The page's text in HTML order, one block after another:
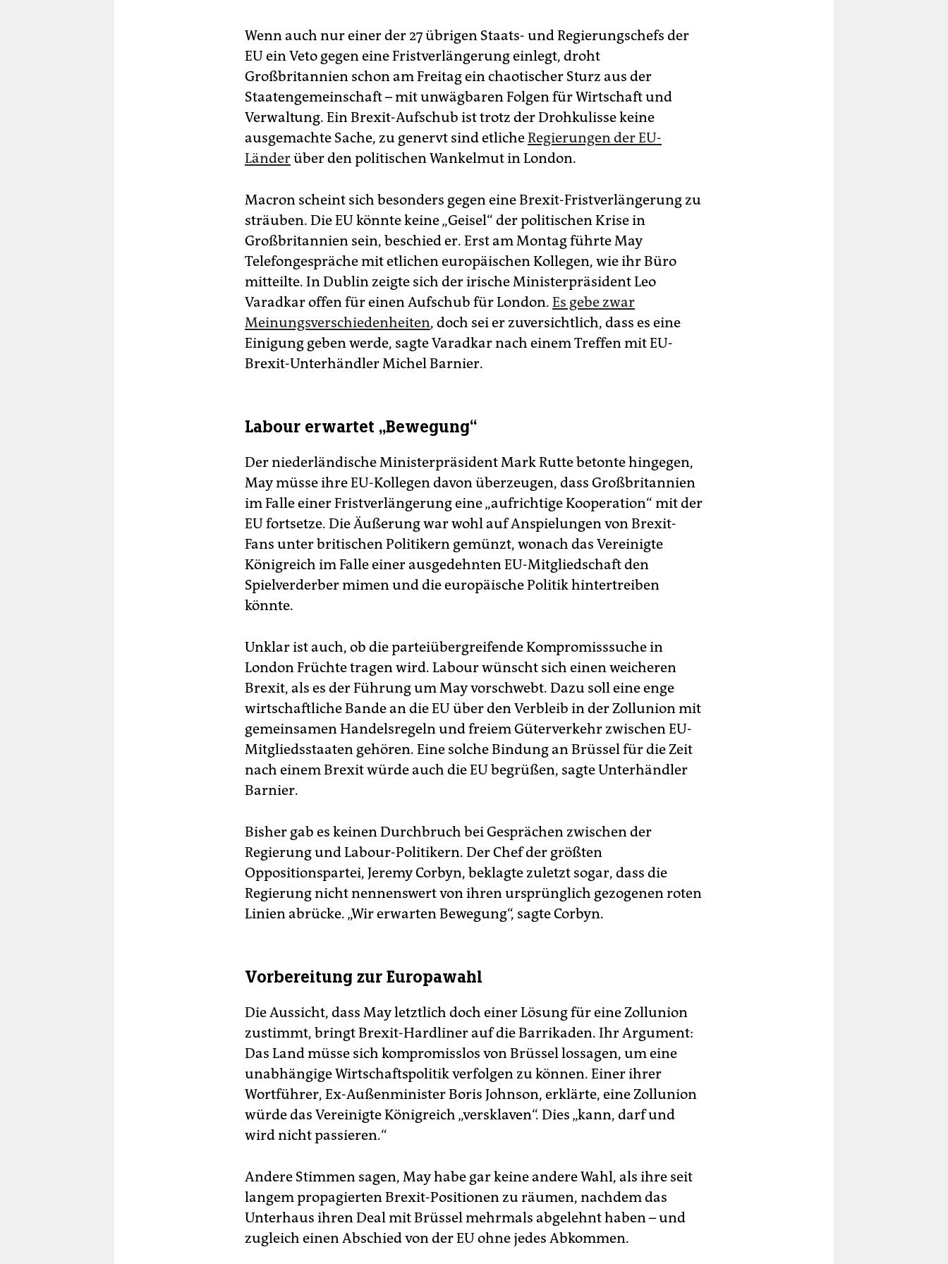
Wenn auch nur einer der 27 übrigen Staats- und Regierungschefs der
EU ein Veto gegen eine Fristverlängerung einlegt, droht
Großbritannien schon am Freitag ein chaotischer Sturz aus der
Staatengemeinschaft – mit unwägbaren Folgen für Wirtschaft und
Verwaltung. Ein Brexit-Aufschub ist trotz der Drohkulisse keine
ausgemachte Sache, zu genervt sind etlicheRegierungen der EU-
Länderüber den politischen Wankelmut in London.
Macron scheint sich besonders gegen eine Brexit-Fristverlängerung zu
sträuben. Die EU könnte keine „Geisel“ der politischen Krise in
Großbritannien sein, beschied er. Erst am Montag führte May
Telefongespräche mit etlichen europäischen Kollegen, wie ihr Büro
mitteilte. In Dublin zeigte sich der irische Ministerpräsident Leo
Varadkar offen für einen Aufschub für London. Es gebe zwar
Meinungsverschiedenheiten, doch sei er zuversichtlich, dass es eine
Einigung geben werde, sagte Varadkar nach einem Treffen mit EU-
Brexit-Unterhändler Michel Barnier.
Labour erwartet „Bewegung“
Der niederländische Ministerpräsident Mark Rutte betonte hingegen,
May müsse ihre EU-Kollegen davon überzeugen, dass Großbritannien
im Falle einer Fristverlängerung eine „aufrichtige Kooperation“ mit der
EU fortsetze. Die Äußerung war wohl auf Anspielungen von Brexit-
Fans unter britischen Politikern gemünzt, wonach das Vereinigte
Königreich im Falle einer ausgedehnten EU-Mitgliedschaft den
Spielverderber mimen und die europäische Politik hintertreiben
könnte.
Unklar ist auch, ob die parteiübergreifende Kompromisssuche in
London Früchte tragen wird. Labour wünscht sich einen weicheren
Brexit, als es der Führung um May vorschwebt. Dazu soll eine enge
wirtschaftliche Bande an die EU über den Verbleib in der Zollunion mit
gemeinsamen Handelsregeln und freiem Güterverkehr zwischen EU-
Mitgliedsstaaten gehören. Eine solche Bindung an Brüssel für die Zeit
nach einem Brexit würde auch die EU begrüßen, sagte Unterhändler
Barnier.
Bisher gab es keinen Durchbruch bei Gesprächen zwischen der
Regierung und Labour-Politikern. Der Chef der größten
Oppositionspartei, Jeremy Corbyn, beklagte zuletzt sogar, dass die
Regierung nicht nennenswert von ihren ursprünglich gezogenen roten
Linien abrücke. „Wir erwarten Bewegung“, sagte Corbyn.
Vorbereitung zur Europawahl
Die Aussicht, dass May letztlich doch einer Lösung für eine Zollunion
zustimmt, bringt Brexit-Hardliner auf die Barrikaden. Ihr Argument:
Das Land müsse sich kompromisslos von Brüssel lossagen, um eine
unabhängige Wirtschaftspolitik verfolgen zu können. Einer ihrer
Wortführer, Ex-Außenminister Boris Johnson, erklärte, eine Zollunion
würde das Vereinigte Königreich „versklaven“. Dies „kann, darf und
wird nicht passieren.“
Andere Stimmen sagen, May habe gar keine andere Wahl, als ihre seit
langem propagierten Brexit-Positionen zu räumen, nachdem das
Unterhaus ihren Deal mit Brüssel mehrmals abgelehnt haben – und
zugleich einen Abschied von der EU ohne jedes Abkommen.